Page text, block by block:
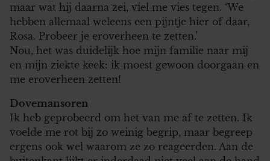
maar wat hij daarna zei, viel me vies tegen. ‘We
hebben allemaal weleens een pijntje hier of daar,
Rosa. Probeer je eroverheen te zetten.’
Nou, het was duidelijk hoe mijn familie naar mij
en mijn ziekte keek: ik moest gewoon doorgaan en
me eroverheen zetten!
Dovemansoren
Ik heb geprobeerd om het van me af te zetten. Ik
voelde me rot bij zo weinig begrip, maar begreep
ergens ook wel waarom ze zo reageerden. Aan de